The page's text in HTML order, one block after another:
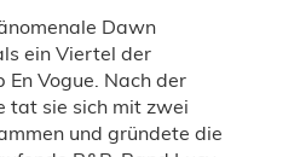
Dawn
ein Viertel der
Vogue. Nach der
tat sie sich mit zwei
und gründete die